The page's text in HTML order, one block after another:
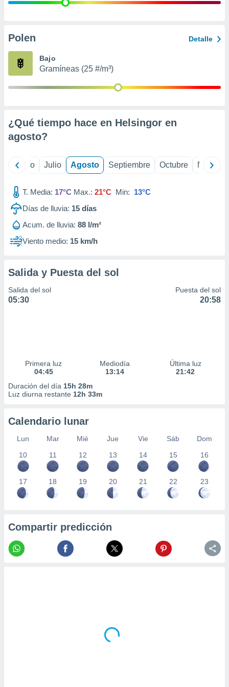
e
publicidad
Polen Detalle
Bajo
Gramíneas (25 #/m³)
¿Qué tiempo hace en Helsingor en
agosto?
Junio Julio Agosto Septiembre Octubre
T. Media: 17°C Max.: 21°C Min: 13°C
Días de lluvia: 15 días
Acum. de lluvia: 88 l/m²
Viento medio: 15 km/h
Salida y Puesta del sol
Salida del sol
05:30
Puesta del sol
20:58
Primera luz
04:45
Mediodía
13:14
Última luz
21:42
Duración del día 15h 28m
Luz diurna restante 12h 33m
Calendario lunar
Lun Mar Mié Jue Vie Sáb
Dom
10
11 12 13 14 15 16
17 18 19 20 21 22 23
Compartir predicción